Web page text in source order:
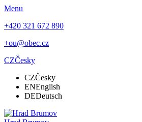
Menu
+420 321 672 890
+ou@obec.cz
CZČesky
CZČesky
ENEnglish
DEDeutsch